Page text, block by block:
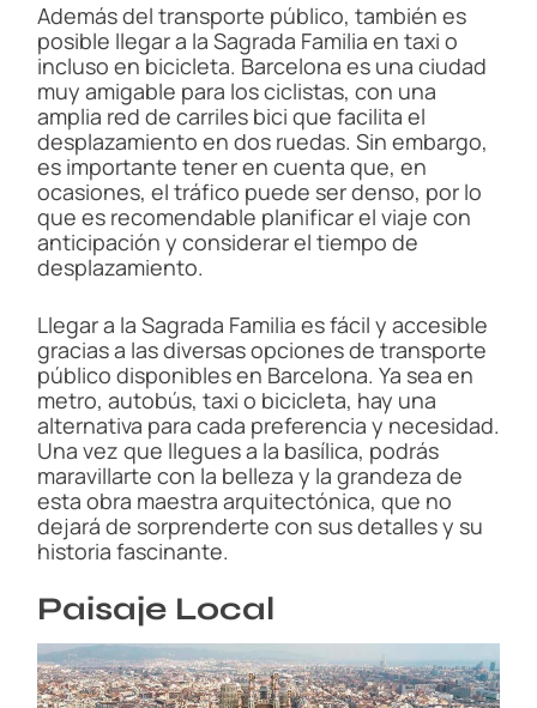
Además del transporte público, también es
posible llegar a la Sagrada Familia en taxi o
incluso en bicicleta. Barcelona es una ciudad
muy amigable para los ciclistas, con una
amplia red de carriles bici que facilita el
desplazamiento en dos ruedas. Sin embargo,
es importante tener en cuenta que, en
ocasiones, el tráfico puede ser denso, por lo
que es recomendable planificar el viaje con
anticipación y considerar el tiempo de
desplazamiento.
Llegar a la Sagrada Familia es fácil y accesible
gracias a las diversas opciones de transporte
público disponibles en Barcelona. Ya sea en
metro, autobús, taxi o bicicleta, hay una
alternativa para cada preferencia y necesidad.
Una vez que llegues a la basílica, podrás
maravillarte con la belleza y la grandeza de
esta obra maestra arquitectónica, que no
dejará de sorprenderte con sus detalles y su
historia fascinante.
Paisaje Local